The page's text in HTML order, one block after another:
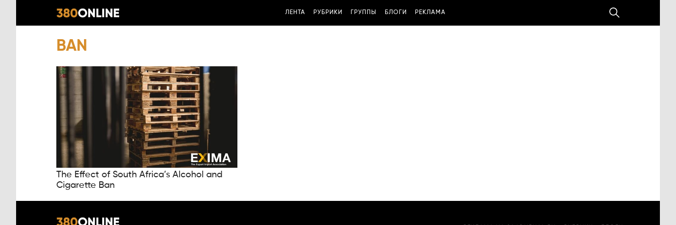
ЛЕНТА РУБРИКИ ГРУППЫ БЛОГИ РЕКЛАМА
BAN
The Effect of South Africa’s Alcohol and
Cigarette Ban